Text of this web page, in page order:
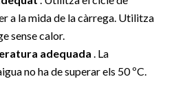
a la mida de la càrrega. Utilitza
sense calor.
adequada . La
no ha de superar els 50 ºC.